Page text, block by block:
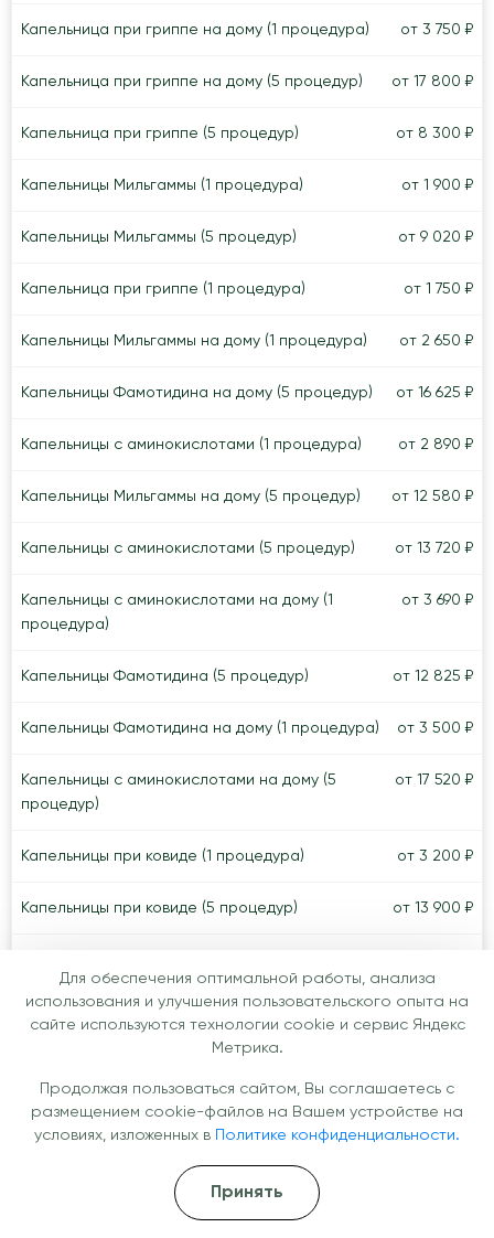
Капельница при гриппе на дому (1 процедура) от 3 750 ₽
Капельница при гриппе на дому (5 процедур) от 17 800 ₽
Капельница при гриппе (5 процедур) от 8 300 ₽
Капельницы Мильгаммы (1 процедура) от 1 900 ₽
Капельницы Мильгаммы (5 процедур) от 9 020 ₽
Капельница при гриппе (1 процедура) от 1 750 ₽
Капельницы Мильгаммы на дому (1 процедура) от 2 650 ₽
Капельницы Фамотидина на дому (5 процедур) от 16 625 ₽
Капельницы с аминокислотами (1 процедура) от 2 890 ₽
Капельницы Мильгаммы на дому (5 процедур) от 12 580 ₽
Капельницы с аминокислотами (5 процедур) от 13 720 ₽
Капельницы с аминокислотами на дому (1
процедура)
от 3 690 ₽
Капельницы Фамотидина (5 процедур) от 12 825 ₽
Капельницы Фамотидина на дому (1 процедура) от 3 500 ₽
Капельницы с аминокислотами на дому (5
процедур)
от 17 520 ₽
Капельницы при ковиде (1 процедура) от 3 200 ₽
Капельницы при ковиде (5 процедур) от 13 900 ₽
Капельницы Мафусола (1 процедура)
Капельницы Фамотидина (1 процедура) от 2 700 ₽
Капельницы Мафусола (5 процедур)
Для обеспечения оптимальной работы, анализа
использования и улучшения пользовательского опыта на
сайте используются технологии cookie и сервис Яндекс
Метрика.
Продолжая пользоваться сайтом, Вы соглашаетесь с
размещением cookie-файлов на Вашем устройстве на
условиях, изложенных в
Политике конфиденциальности.
Принять